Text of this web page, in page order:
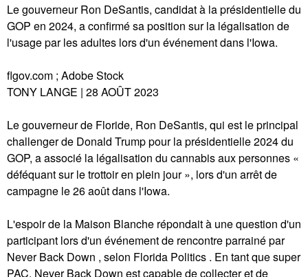
Le gouverneur Ron DeSantis, candidat à la présidentielle du
GOP en 2024, a confirmé sa position sur la légalisation de
l'usage par les adultes lors d'un événement dans l'Iowa.
flgov.com ; Adobe Stock
TONY LANGE | 28 AOÛT 2023
Le gouverneur de Floride, Ron DeSantis, qui est le principal
challenger de Donald Trump pour la présidentielle 2024 du
GOP, a associé la légalisation du cannabis aux personnes «
déféquant sur le trottoir en plein jour », lors d'un arrêt de
campagne le 26 août dans l'Iowa.
L'espoir de la Maison Blanche répondait à une question d'un
participant lors d'un événement de rencontre parrainé par
Never Back Down , selon Florida Politics . En tant que super
PAC, Never Back Down est capable de collecter et de